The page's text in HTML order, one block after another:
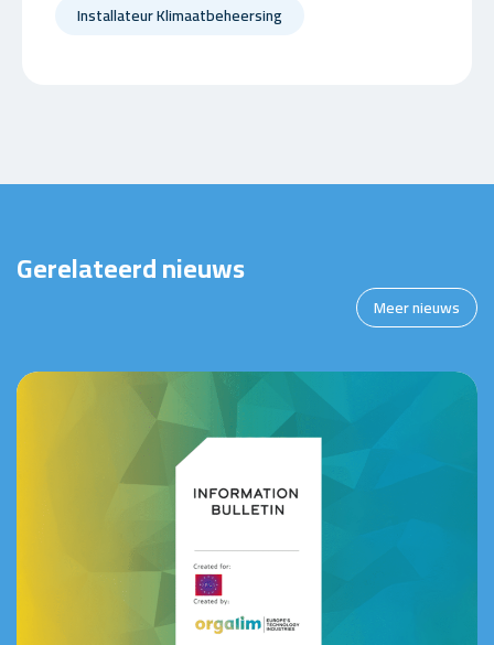
Installateur Klimaatbeheersing
Gerelateerd nieuws
Meer nieuws